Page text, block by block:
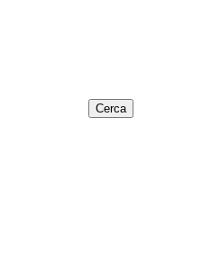
Cerca